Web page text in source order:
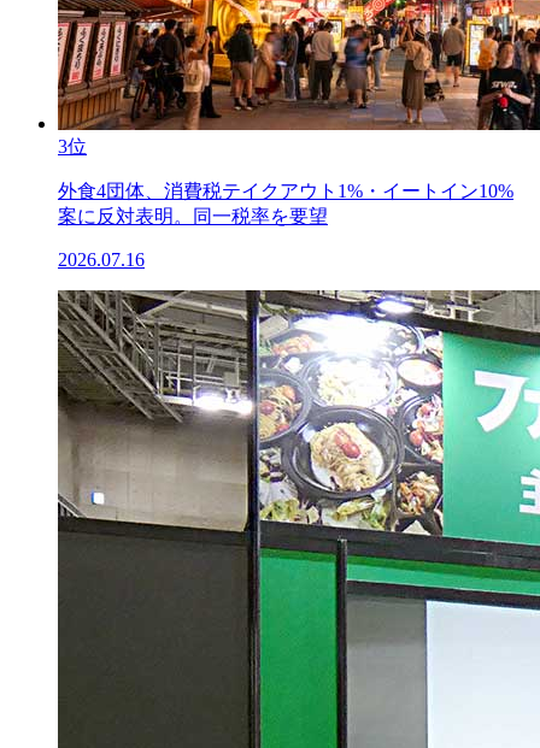
3位
外食4団体、消費税テイクアウト1%・イートイン10%
案に反対表明。同一税率を要望
2026.07.16